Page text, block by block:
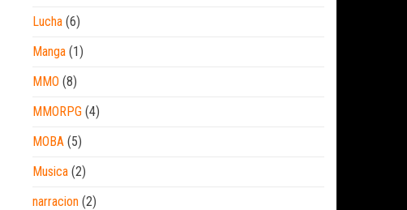
Lucha (6)
Manga (1)
MMO (8)
MMORPG (4)
MOBA (5)
Musica (2)
narracion (2)